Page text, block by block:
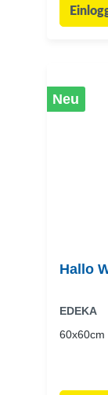
Neu
Hallo
EDEKA
60x60cm